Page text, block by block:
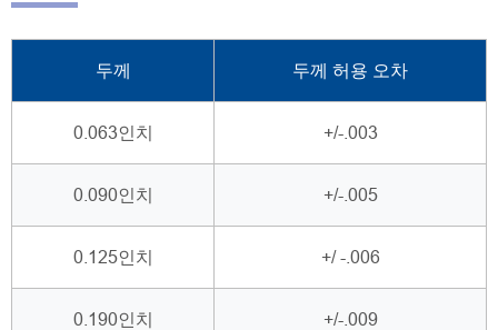
두께 두께 허용 오차
0.063인치 +/-.003
0.090인치 +/-.005
0.125인치 +/ -.006
0.190인치 +/-.009